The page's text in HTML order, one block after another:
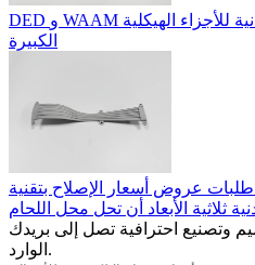
DED و WAAM للطباعة ثلاثية الأبعاد المعدنية للأجزاء الهيكلية
الكبيرة
طلبات عروض أسعار الإصلاح بتقنية DED عندما لا يمكن للطباعة
وتصنيع احترافية تصل إلى بريدك
الوارد.